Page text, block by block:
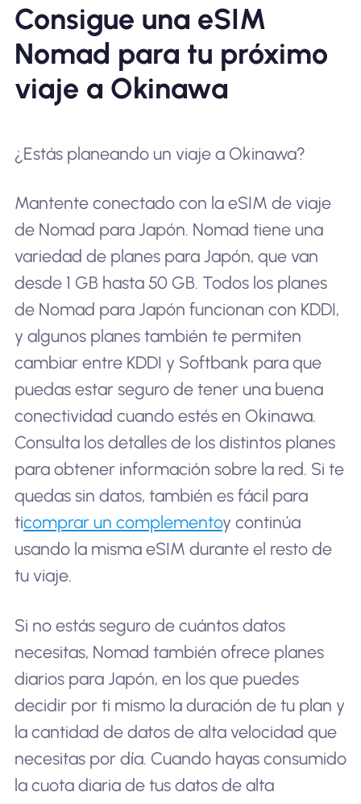
Consigue una eSIM
Nomad para tu próximo
viaje a Okinawa
¿Estás planeando un viaje a Okinawa?
Mantente conectado con la eSIM de viaje
de Nomad para Japón. Nomad tiene una
variedad de planes para Japón, que van
desde 1 GB hasta 50 GB. Todos los planes
de Nomad para Japón funcionan con KDDI,
y algunos planes también te permiten
cambiar entre KDDI y Softbank para que
puedas estar seguro de tener una buena
conectividad cuando estés en Okinawa.
Consulta los detalles de los distintos planes
para obtener información sobre la red. Si te
quedas sin datos, también es fácil para
ticomprar un complementoy continúa
usando la misma eSIM durante el resto de
tu viaje.
Si no estás seguro de cuántos datos
necesitas, Nomad también ofrece planes
diarios para Japón, en los que puedes
decidir por ti mismo la duración de tu plan y
la cantidad de datos de alta velocidad que
necesitas por día. Cuando hayas consumido
la cuota diaria de tus datos de alta